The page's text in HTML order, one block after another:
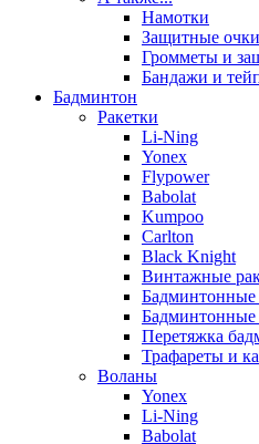
Намотки
Защитные очки
Громметы и
Бандажи и
Бадминтон
Ракетки
Li-Ning
Yonex
Flypower
Babolat
Kumpoo
Carlton
Black Knight
Винтажные
Бадминтонные
Перетяжка
Трафареты и
Воланы
Yonex
Li-Ning
Babolat